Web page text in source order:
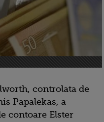
controlata de
Papalekas, a
contoare Elster